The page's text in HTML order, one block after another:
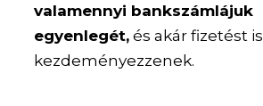
valamennyi bankszámlájuk
egyenlegét, és akár fizetést is
kezdeményezzenek.